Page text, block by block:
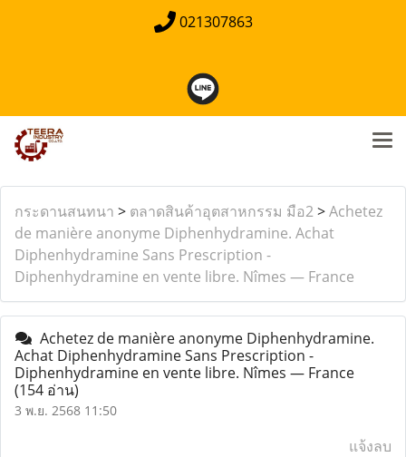
021307863
กระดานสนทนา > ตลาดสินค้าอุตสาหกรรม มือ2>Achetez
de manière anonyme Diphenhydramine. Achat
Diphenhydramine Sans Prescription -
Diphenhydramine en vente libre. Nîmes — France
Achetez de manière anonyme Diphenhydramine.
Achat Diphenhydramine Sans Prescription -
Diphenhydramine en vente libre. Nîmes — France
(154 อ่าน)
3 พ.ย. 2568 11:50
แจ้งลบ